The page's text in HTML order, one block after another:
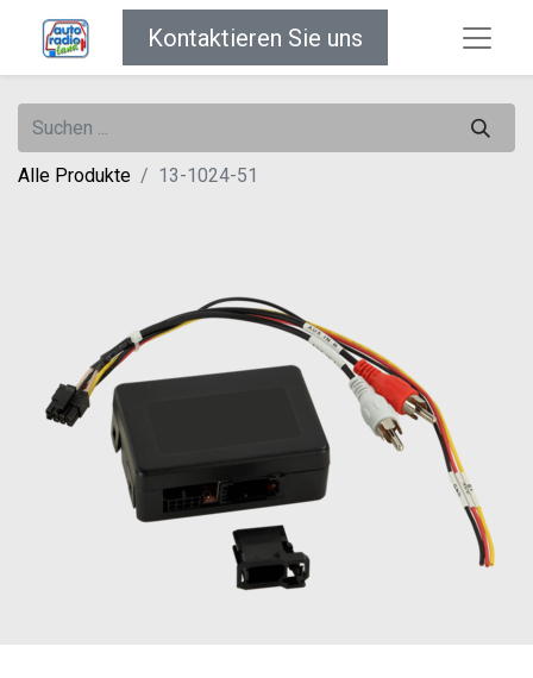
Kontaktieren Sie uns
Alle Produkte 13-1024-51